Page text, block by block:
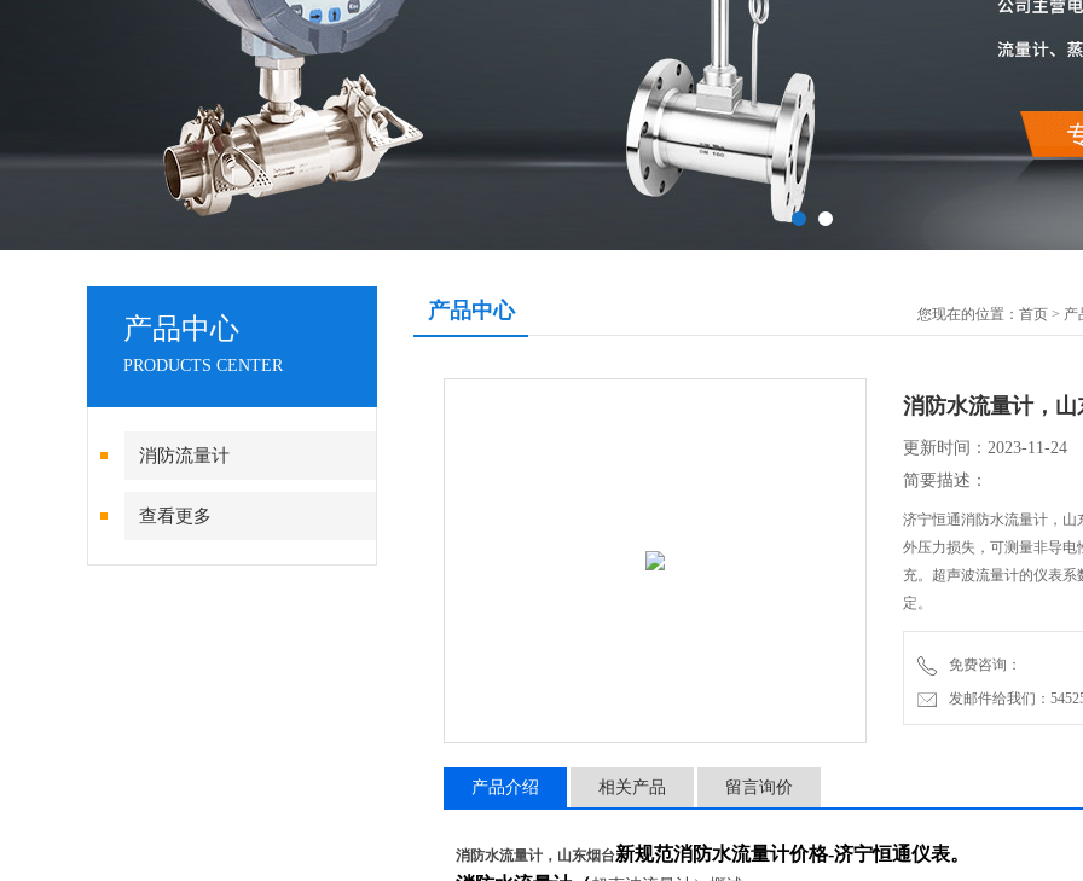
产品中心
PRODUCTS CENTER
消防流量计
查看更多
产品中心 您现在的位置： 首页 > 产
消防水流量计，
更新时间：2023-11-24
简要描述：
济宁恒通消防水流量计，
外压力损失，可测量非导
充。超声波流量计的仪表
定。
免费咨询：
发邮件给我们：
产品介绍 相关产品 留言询价
消防水流量计，山东烟台新规范消防水流量计价格-济宁恒通仪表。